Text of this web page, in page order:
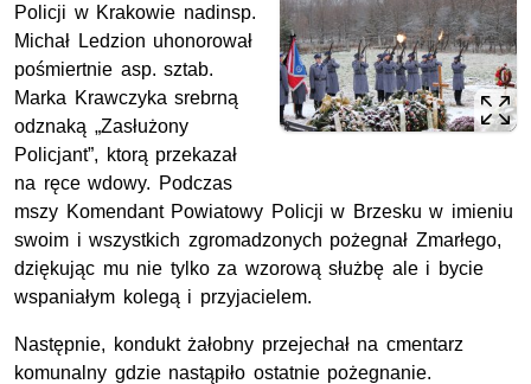
Policji w Krakowie nadinsp.
Michał Ledzion uhonorował
pośmiertnie asp. sztab.
Marka Krawczyka srebrną
odznaką „Zasłużony
Policjant”, ktorą przekazał
na ręce wdowy. Podczas
mszy Komendant Powiatowy Policji w Brzesku w imieniu
swoim i wszystkich zgromadzonych pożegnał Zmarłego,
dziękując mu nie tylko za wzorową służbę ale i bycie
wspaniałym kolegą i przyjacielem.
Następnie, kondukt żałobny przejechał na cmentarz
komunalny gdzie nastąpiło ostatnie pożegnanie.